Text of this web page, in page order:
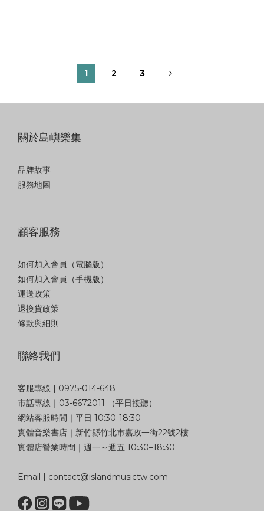
1 2 3
關於島嶼樂集
品牌故事
服務地圖
顧客服務
如何加入會員（電腦版）
如何加入會員（手機版）
運送政策
退換貨政策
條款與細則
聯絡我們
客服專線 | 0975-014-648
市話專線｜03-6672011 （平日接聽）
網站客服時間｜平日 10:30-18:30
實體音樂書店｜新竹縣竹北市嘉政一街22號2樓
實體店營業時間｜週一～週五 10:30–18:30
Email | contact@islandmusictw.com